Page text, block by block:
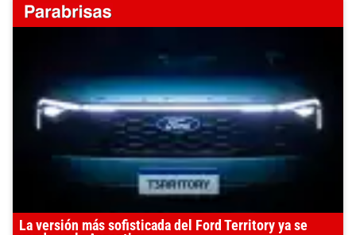
La versión más sofisticada del Ford Territory ya se